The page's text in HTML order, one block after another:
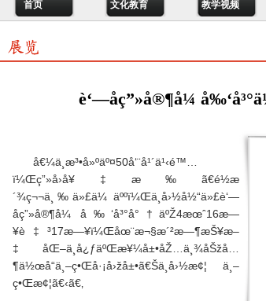
首页 文化教育 教学视频
è‘—åç”»å®¶å¼
å€¼ä¸­æ³•å»ºäº¤50å‘¨å¹´ä¹‹é™…
ï¼Œç”»å›å¥‡æ‰ã€é½æ
´¾ç¬¬ä¸‰ä»£ä¼ äººï¼Œä¸­å›½å½“ä»£è‘—
åç”»å®¶å¼ å‰‘å³°å°†äºŽ4æœˆ16æ—
¥è‡³17æ—¥ï¼Œåœ¨æ¬§æ´²æ—¶æŠ¥æ–
‡åŒ–ä¸­å¿ƒäºŒæ¥¼å±•åŽ…ä¸¾åŠžå…
¶ä½œå“ä¸–ç•Œå·¡å›žå±•ã€Šä¸­å›½æ¢¦ ä¸–
ç•Œæ¢¦ã€‹ã€‚